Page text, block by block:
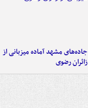
جاده‌های مشهد آماده میزبانی از
زائران رضوی